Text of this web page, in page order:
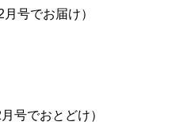
号でお届け）
号でおとどけ）